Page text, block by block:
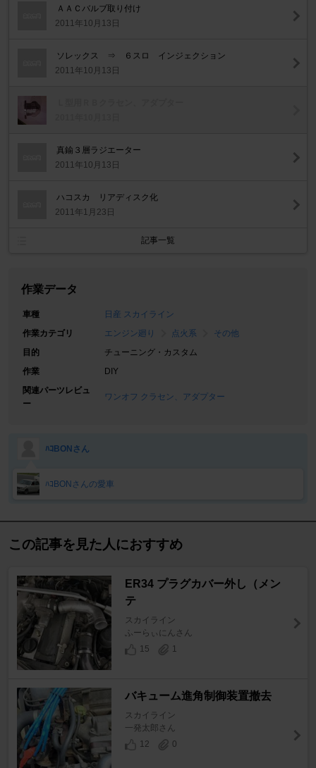
ＡＡＣバルブ取り付け
2011年10月13日
ソレックス ⇒ ６スロ インジェクション
2011年10月13日
真鍮３層ラジエーター
2011年10月13日
ハコスカ リアディスク化
2011年1月23日
記事一覧
作業データ
車種
日産 スカイライン
作業カテゴリ
エンジン廻り 点火系
その他
目的
チューニング・カスタム
作業
DIY
関連パーツレビュ
ー
ワンオフ クラセン、アダプター
ﾊｺBONさん
ﾊｺBONさんの愛車
この記事を見た人におすすめ
ER34 プラグカバー外し（メン
テ
スカイライン
ふーらぃにんさん
15
1
バキューム進角制御装置撤去
スカイライン
一発太郎さん
12
0